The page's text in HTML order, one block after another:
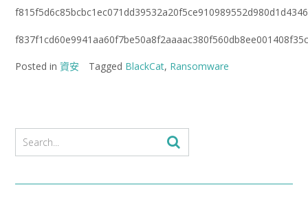
Posted in 資安 Tagged BlackCat, Ransomware